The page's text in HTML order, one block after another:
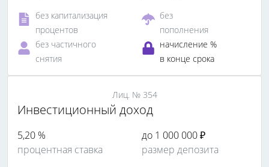
без капитализация
процентов
без
пополнения
без частичного
снятия
начисление %
в конце срока
Лиц. № 354
Инвестиционный доход
5,20 %
процентная ставка
до 1 000 000 ₽
размер депозита